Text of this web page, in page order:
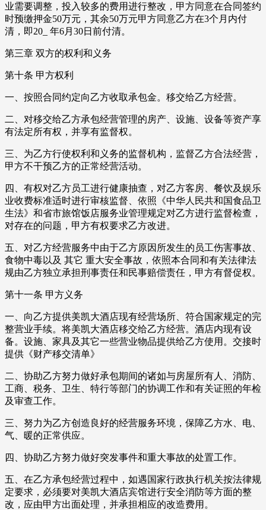
业需要调整，投入较多的费用进行整改，甲方同意在合同签约
时预缴押金50万元，其余50万元甲方同意乙方在3个月内付
清，即20_ 年6月30日前付清。
第三章 双方的权利和义务
第十条 甲方权利
一、按照合同约定向乙方收取承包金。移交给乙方经营。
二、对移交给乙方承包经营管理的房产、设施、设备等资产享
有法定所有权，并享有监督权。
三、为乙方行使权利和义务的监督机构，监督乙方合法经营，
甲方不干预乙方的正常经营活动。
四、有权对乙方员工进行健康抽查，对乙方客房、餐饮及娱乐
业收费标准适时进行审核监督、依照《中华人民共和国食品卫
生法》和省市旅馆饭店服务业管理规定对乙方进行监督检查，
对存在的问题，甲方有权要求乙方改进。
五、对乙方经营服务中由于乙方原因所发生的员工伤害事故、
食物中毒以及 其它 重大安全事故，依照本合同和有关法律法
规由乙方独立承担刑事责任和民事赔偿责任，甲方有督促权。
第十一条 甲方义务
一、向乙方提供美凯大酒店现有经营场所、符合国家规定的完
整营业手续。将美凯大酒店移交给乙方经营。酒店内现有设
备。设施、家具及其它一些营业物品提供给乙方使用。交接时
提供《财产移交清单》
二、协助乙方努力做好承包期间的诸如与房屋所有人、消防、
工商、税务、卫生、特行等部门的协调工作和有关证照的年检
及审查工作。
三、努力为乙方创造良好的经营服务环境，保障乙方水、电、
气、暖的正常供应。
四、协助乙方努力做好突发事件和重大事故的处置工作。
五、在乙方承包经营过程中，如遇国家行政执行机关按法律规
定要求，必须要对美凯大酒店宾馆进行安全消防等方面的整
改，应由甲方出面处理，并承担相应的改造费用。